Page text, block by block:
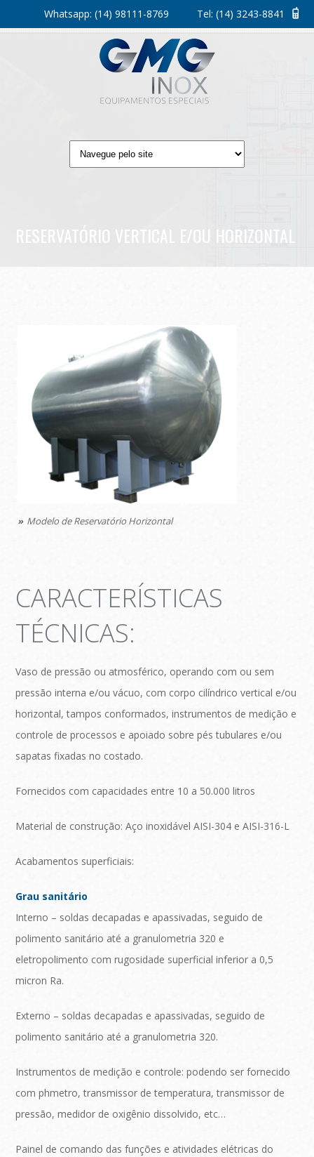
Tel: (14) 3243-8841
Whatsapp: (14) 98111-8769
RESERVATÓRIO VERTICAL E/OU HORIZONTAL
Modelo de Reservatório Horizontal
CARACTERÍSTICAS
TÉCNICAS:
Vaso de pressão ou atmosférico, operando com ou sem
pressão interna e/ou vácuo, com corpo cilíndrico vertical e/ou
horizontal, tampos conformados, instrumentos de medição e
controle de processos e apoiado sobre pés tubulares e/ou
sapatas fixadas no costado.
Fornecidos com capacidades entre 10 a 50.000 litros
Material de construção: Aço inoxidável AISI-304 e AISI-316-L
Acabamentos superficiais:
Grau sanitário
Interno – soldas decapadas e apassivadas, seguido de
polimento sanitário até a granulometria 320 e
eletropolimento com rugosidade superficial inferior a 0,5
micron Ra.
Externo – soldas decapadas e apassivadas, seguido de
polimento sanitário até a granulometria 320.
Instrumentos de medição e controle: podendo ser fornecido
com phmetro, transmissor de temperatura, transmissor de
pressão, medidor de oxigênio dissolvido, etc…
Painel de comando das funções e atividades elétricas do